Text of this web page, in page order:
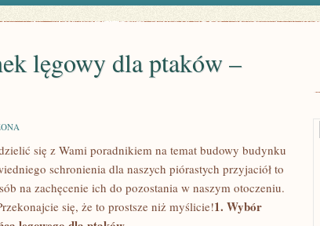
lęgowy dla ptaków –
się z Wami poradnikiem na temat budowy budynku
schronienia dla naszych piórastych przyjaciół to‌
na zachęcenie ich do pozostania w naszym otoczeniu.
się, że to prostsze niż myślicie!1. Wybór